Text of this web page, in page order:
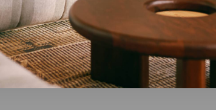
Étudier, travailler de chez soi ou régler ses factures
solutions de rangement ont leur importance : un
déjà de contenir une bonne partie de ce désordre.